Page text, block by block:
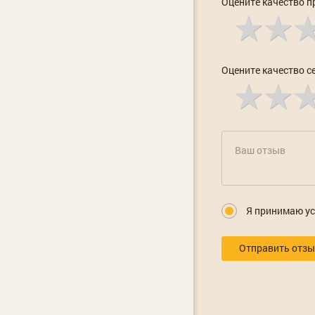
Оцените качество
Я принимаю
Отправить